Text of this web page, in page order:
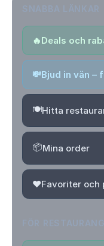
🔥Deals och
💸Bjud in vän –
🍽️Hitta
📦Mina order
❤️Favoriter och